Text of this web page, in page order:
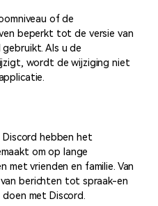
of de
beperkt tot de versie van
Als u de
wordt de wijziging niet
hebben het
om op lange
vrienden en familie. Van
berichten tot spraak-en
met Discord.